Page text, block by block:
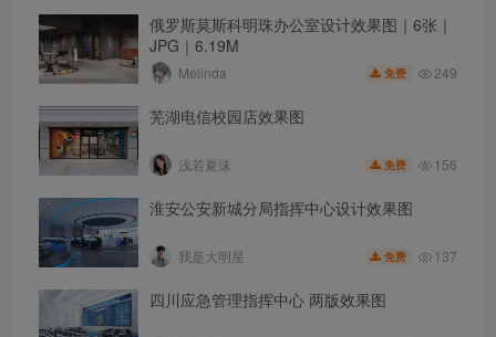
俄罗斯莫斯科明珠办公室设计效果图｜6张｜
JPG｜6.19M
Melinda 免费 249
芜湖电信校园店效果图
浅若夏沫 免费 156
淮安公安新城分局指挥中心设计效果图
我是大明星 免费 137
四川应急管理指挥中心 两版效果图